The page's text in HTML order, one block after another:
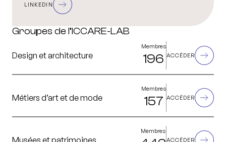
LINKEDIN
Groupes de l’ICCARE-LAB
Design et architecture
Membres
196 ACCÉDER
Métiers d’art et de mode
Membres
157 ACCÉDER
Musées et patrimoines
Membres
ACCÉDER